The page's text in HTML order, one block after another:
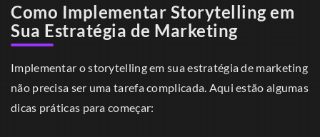
Como Implementar Storytelling em
Sua Estratégia de Marketing
Implementar o storytelling em sua estratégia de marketing
não precisa ser uma tarefa complicada. Aqui estão algumas
dicas práticas para começar: